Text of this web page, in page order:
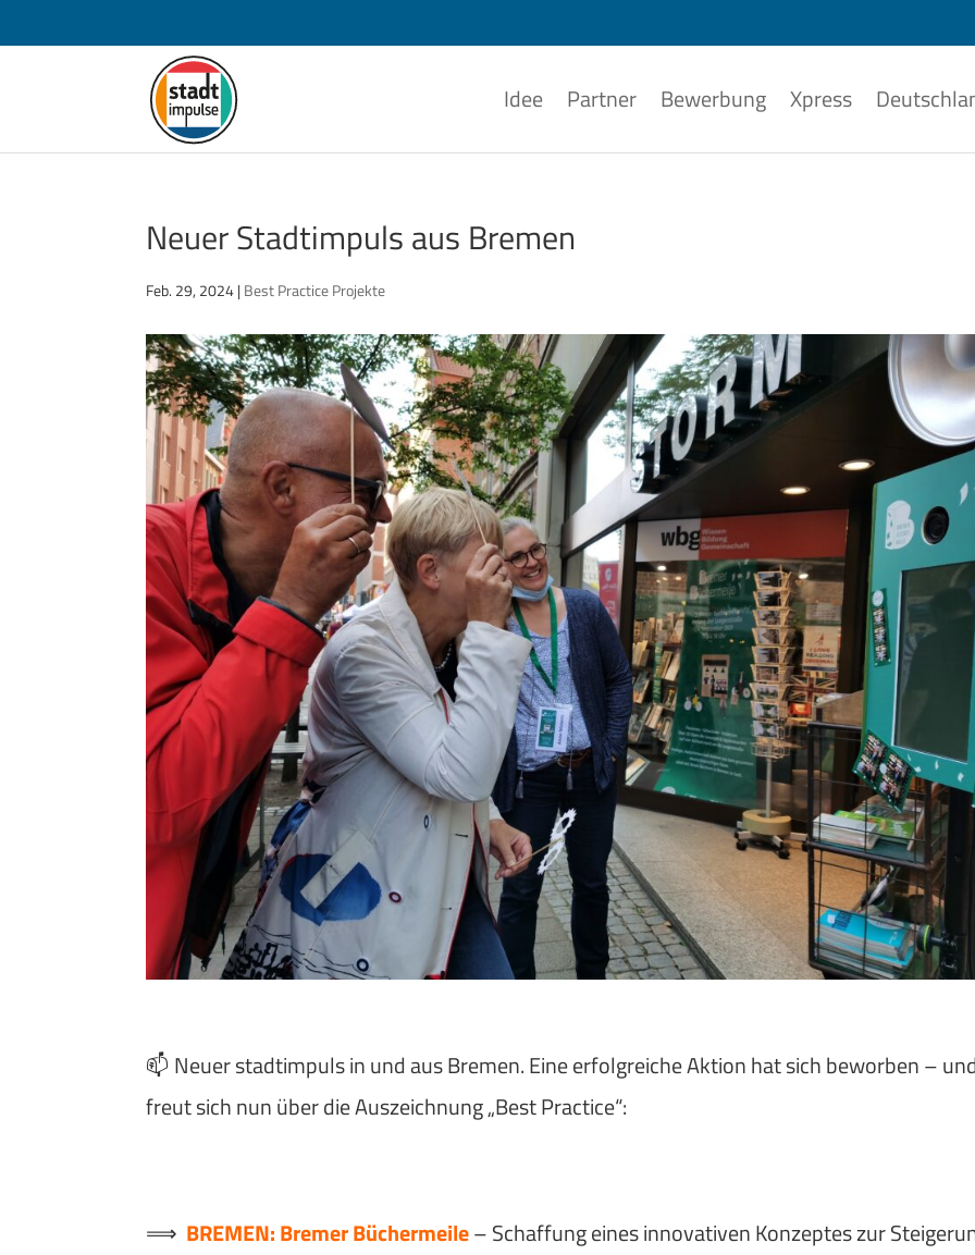
Idee Partner Bewerbung Xpress
Neuer Stadtimpuls aus Bremen
Feb. 29, 2024|Best Practice Projekte
📫 Neuer stadtimpuls in und aus Bremen. Eineerfolgreiche Aktion hat sich beworben –
freut sich nun über die Auszeichnung „Best Practice“:
⟹ BREMEN: Bremer Büchermeile–Schaffung eines innovativen Konzeptes zur